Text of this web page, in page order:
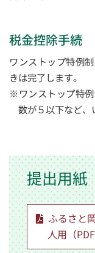
税金控除手続
ワンストップ特例
きは完了します。
※ワンストップ特
数が５以下など、
提出用紙
ふるさと
人用（PDF